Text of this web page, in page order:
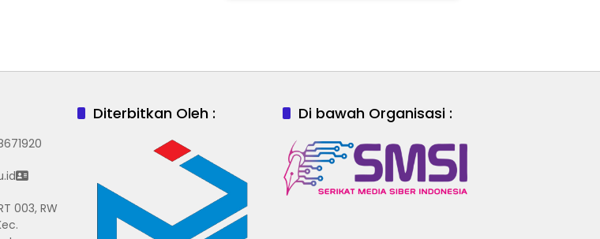
003, RW
Diterbitkan Oleh : Di bawah Organisasi :